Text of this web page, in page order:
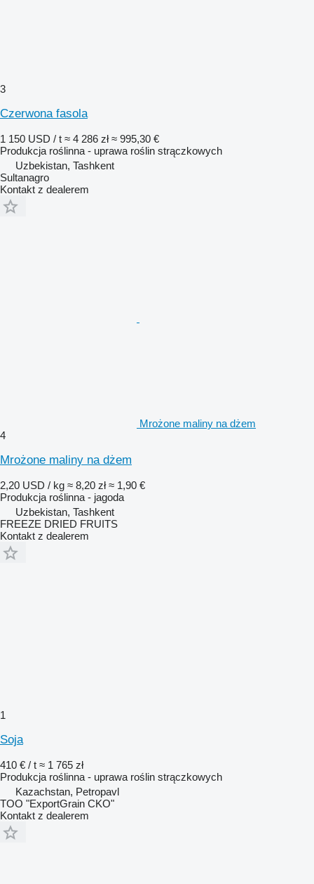
3
Czerwona fasola
1 150 USD / t ≈ 4 286 zł ≈ 995,30 €
Produkcja roślinna - uprawa roślin strączkowych
Uzbekistan, Tashkent
Sultanagro
Kontakt z dealerem
Mrożone maliny na dżem
4
Mrożone maliny na dżem
2,20 USD / kg ≈ 8,20 zł ≈ 1,90 €
Produkcja roślinna - jagoda
Uzbekistan, Tashkent
FREEZE DRIED FRUITS
Kontakt z dealerem
1
Soja
410 € / t ≈ 1 765 zł
Produkcja roślinna - uprawa roślin strączkowych
Kazachstan, Petropavl
TOO "ExportGrain CKO"
Kontakt z dealerem